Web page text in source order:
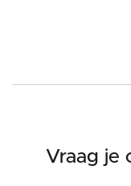
Vraag je